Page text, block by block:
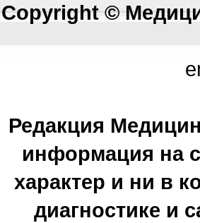
Copyright ©
Редакция
информация на
характер и ни в
диагностике и